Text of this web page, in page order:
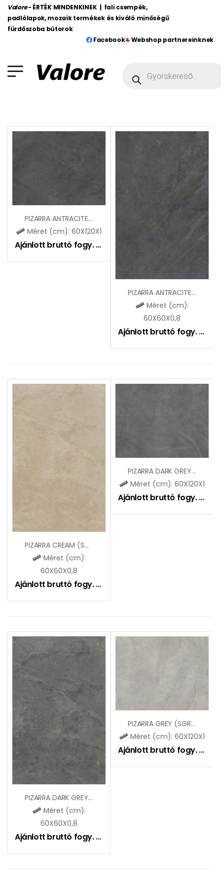
Valore - ÉRTÉK MINDENKINEK | fali csempék,
padlólapok, mozaik termékek és kiváló minőségű
fürdőszoba bútorok
Facebook
Webshop partnereinknek
PIZARRA ANTRACITE (SGR25)
Méret (cm): 60X120X1
Ajánlott bruttó fogy. ár:
PIZARRA ANTRACITE (SGR56)
Méret (cm):
60X60X0,8
Ajánlott bruttó fogy. ár:
PIZARRA CREAM (SGR260)
Méret (cm):
60X60X0,8
Ajánlott bruttó fogy. ár:
PIZARRA DARK GREY (SGR27)
Méret (cm): 60X120X1
Ajánlott bruttó fogy. ár:
PIZARRA DARK GREY (SGR55)
Méret (cm):
60X60X0,8
Ajánlott bruttó fogy. ár:
PIZARRA GREY (SGR26)
Méret (cm): 60X120X1
Ajánlott bruttó fogy. ár: